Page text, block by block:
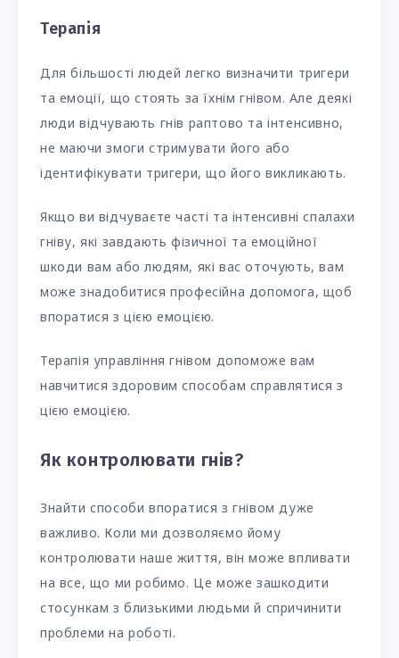
Терапія
Для більшості людей легко визначити тригери
та емоції, що стоять за їхнім гнівом. Але деякі
люди відчувають гнів раптово та інтенсивно,
не маючи змоги стримувати його або
ідентифікувати тригери, що його викликають.
Якщо ви відчуваєте часті та інтенсивні спалахи
гніву, які завдають фізичної та емоційної
шкоди вам або людям, які вас оточують, вам
може знадобитися професійна допомога, щоб
впоратися з цією емоцією.
Терапія управління гнівом допоможе вам
навчитися здоровим способам справлятися з
цією емоцією.
Як контролювати гнів?
Знайти способи впоратися з гнівом дуже
важливо. Коли ми дозволяємо йому
контролювати наше життя, він може впливати
на все, що ми робимо. Це може зашкодити
стосункам з близькими людьми й спричинити
проблеми на роботі.